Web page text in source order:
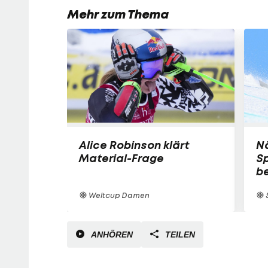
Mehr zum Thema
Alice Robinson klärt
Material-Frage
Weltcup Damen
ANHÖREN TEILEN